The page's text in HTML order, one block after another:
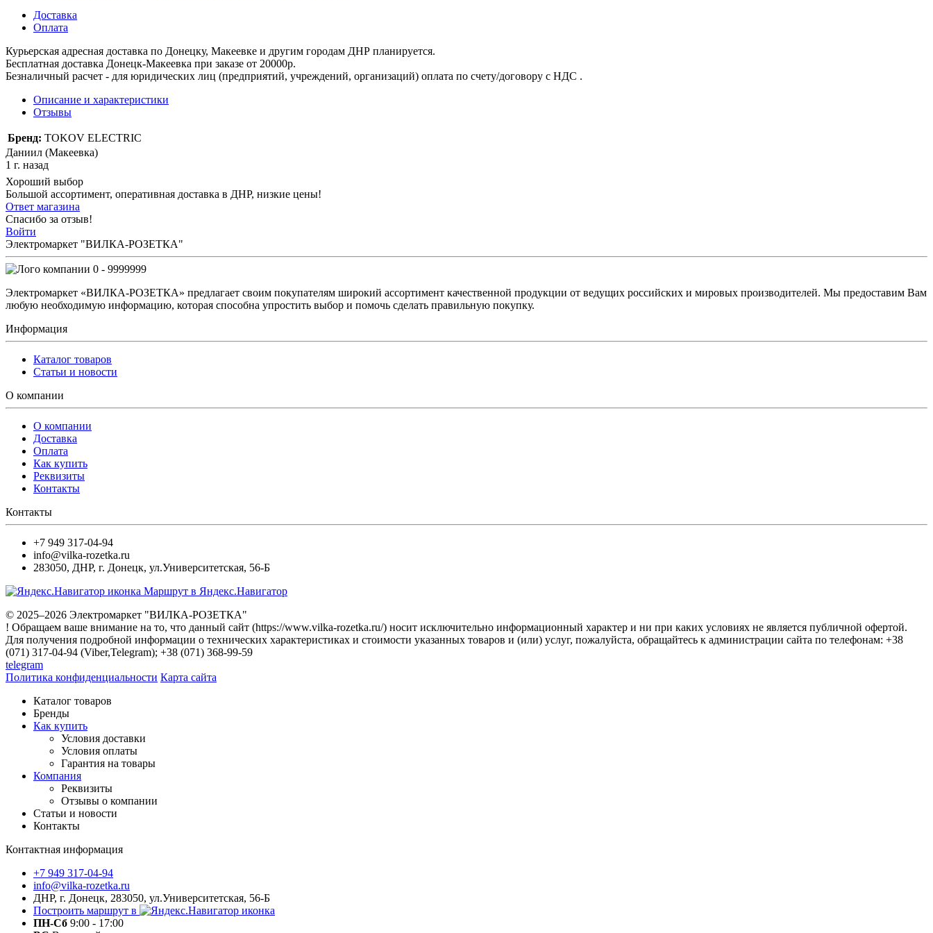
Доставка
Оплата
Курьерская адресная доставка по Донецку, Макеевке и другим городам ДНР планируется.
Бесплатная доставка Донецк-Макеевка при заказе от 20000р.
Безналичный расчет - для юридических лиц (предприятий, учреждений, организаций) оплата по счету/договору с НДС .
Описание и характеристики
Отзывы
Бренд: TOKOV ELECTRIC
Даниил (Макеевка)
1 г. назад
Хороший выбор
Большой ассортимент, оперативная доставка в ДНР, низкие цены!
Ответ магазина
Спасибо за отзыв!
Войти
Электромаркет "ВИЛКА-РОЗЕТКА"
0 - 9999999
Электромаркет «ВИЛКА-РОЗЕТКА» предлагает своим покупателям широкий ассортимент качественной продукции от ведущих российских и мировых производителей. Мы предоставим Вам
любую необходимую информацию, которая способна упростить выбор и помочь сделать правильную покупку.
Информация
Каталог товаров
Статьи и новости
О компании
О компании
Доставка
Оплата
Как купить
Реквизиты
Контакты
Контакты
+7 949 317-04-94
info@vilka-rozetka.ru
283050, ДНР, г. Донецк, ул.Университетская, 56-Б
Маршрут в Яндекс.Навигатор
© 2025–2026 Электромаркет "ВИЛКА-РОЗЕТКА"
! Обращаем ваше внимание на то, что данный сайт (https://www.vilka-rozetka.ru/) носит исключительно информационный характер и ни при каких условиях не является публичной офертой.
Для получения подробной информации о технических характеристиках и стоимости указанных товаров и (или) услуг, пожалуйста, обращайтесь к администрации сайта по телефонам: +38
(071) 317-04-94 (Viber,Telegram); +38 (071) 368-99-59
telegram
Политика конфиденциальности Карта сайта
Каталог товаров
Бренды
Как купить
Условия доставки
Условия оплаты
Гарантия на товары
Компания
Реквизиты
Отзывы о компании
Статьи и новости
Контакты
Контактная информация
+7 949 317-04-94
info@vilka-rozetka.ru
ДНР, г. Донецк, 283050, ул.Университетская, 56-Б
Построить маршрут в
ПН-Сб 9:00 - 17:00